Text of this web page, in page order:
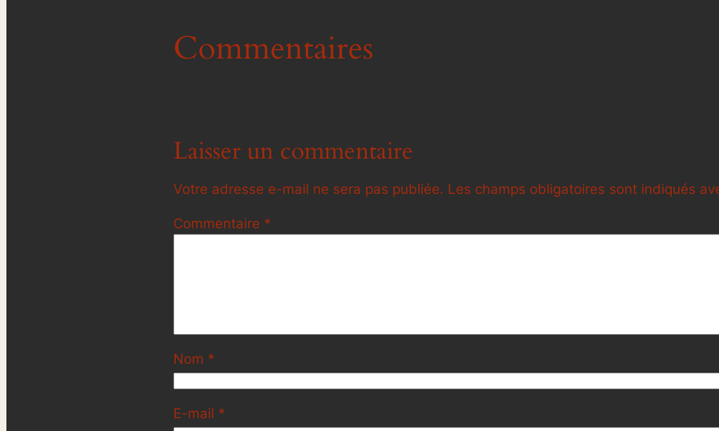
Commentaires
Laisser un commentaire
Votre adresse e-mail ne sera pas publiée. Les champs obligatoires sont indiqués
Commentaire *
Nom *
E-mail *